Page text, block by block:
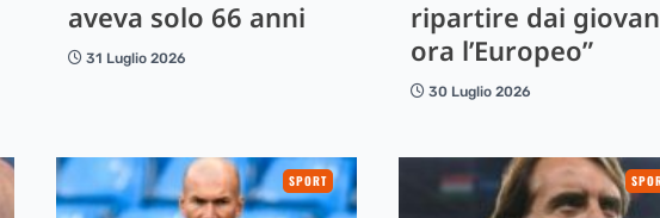
aveva solo 66 anni
31 Luglio 2026
ripartire dai
ora l’Europeo”
30 Luglio 2026
SPORT